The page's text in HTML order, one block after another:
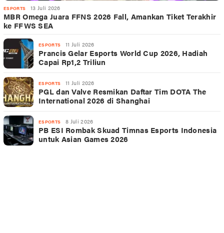
ESPORTS 13 Juli 2026
MBR Omega Juara FFNS 2026 Fall, Amankan Tiket Terakhir
ke FFWS SEA
ESPORTS 11 Juli 2026
Prancis Gelar Esports World Cup 2026, Hadiah
Capai Rp1,2 Triliun
ESPORTS 11 Juli 2026
PGL dan Valve Resmikan Daftar Tim DOTA The
International 2026 di Shanghai
ESPORTS 8 Juli 2026
PB ESI Rombak Skuad Timnas Esports Indonesia
untuk Asian Games 2026